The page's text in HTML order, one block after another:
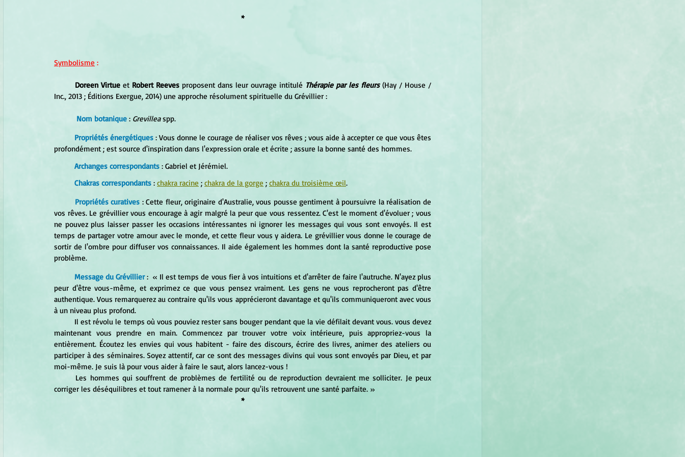
*
Symbolisme :
Doreen Virtue et Robert Reeves proposent dans leur ouvrage intitulé Thérapie par les fleurs (Hay / House /
Inc., 2013 ; Éditions Exergue, 2014) une approche résolument spirituelle du Grévillier :
Nom botanique : Grevillea spp.
	Propriétés énergétiques
: Vous donne le courage de réaliser vos rêves ; vous aide à accepter ce que vous êtes
profondément ; est source d'inspiration dans l'expression orale et écrite ; assure la bonne santé des hommes.
Archanges correspondants : Gabriel et Jérémiel.
Chakras correspondants : chakra racine ; chakra de la gorge ; chakra du troisième œil.
	Propriétés curatives
: Cette fleur, originaire d'Australie, vous pousse gentiment à poursuivre la réalisation de
vos rêves. Le grévillier vous encourage à agir malgré la peur que vous ressentez. C'est le moment d'évoluer ; vous
ne pouvez plus laisser passer les occasions intéressantes ni ignorer les messages qui vous sont envoyés. Il est
temps de partager votre amour avec le monde, et cette fleur vous y aidera. Le grévillier vous donne le courage de
sortir de l'ombre pour diffuser vos connaissances. Il aide également les hommes dont la santé reproductive pose
problème.
	Message du Grévillier
:  « Il est temps de vous fier à vos intuitions et d'arrêter de faire l'autruche. N'ayez plus
peur d'être vous-même, et exprimez ce que vous pensez vraiment. Les gens ne vous reprocheront pas d'être
authentique. Vous remarquerez au contraire qu'ils vous apprécieront davantage et qu'ils communiqueront avec vous
à un niveau plus profond.
maintenant vous prendre en main. Commencez par trouver votre voix intérieure, puis appropriez-vous la
entièrement. Écoutez les envies qui vous habitent - faire des discours, écrire des livres, animer des ateliers ou
participer à des séminaires. Soyez attentif, car ce sont des messages divins qui vous sont envoyés par Dieu, et par
moi-même. Je suis là pour vous aider à faire le saut, alors lancez-vous !
corriger les déséquilibres et tout ramener à la normale pour qu'ils retrouvent une santé parfaite. »
*